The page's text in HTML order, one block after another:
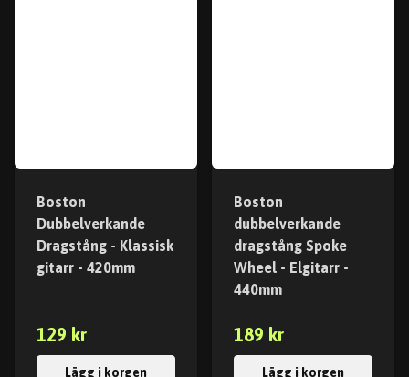
Boston
Dubbelverkande
Dragstång - Klassisk
gitarr - 420mm
129 kr
Lägg i korgen
Boston
dubbelverkande
dragstång Spoke
Wheel - Elgitarr -
440mm
189 kr
Lägg i korgen